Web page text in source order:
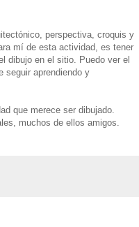
perspectiva, croquis y
mí de esta actividad, es tener
dibujo en el sitio. Puedo ver el
seguir aprendiendo y
que merece ser dibujado.
muchos de ellos amigos.